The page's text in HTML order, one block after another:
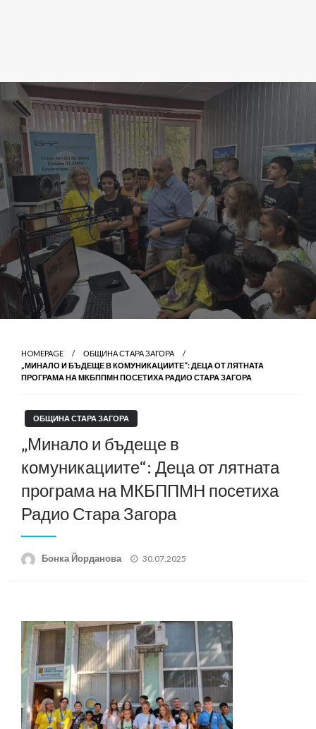
HOMEPAGE
ОБЩИНА СТАРА ЗАГОРА
„МИНАЛО И БЪДЕЩЕ В КОМУНИКАЦИИТЕ“: ДЕЦА ОТ ЛЯТНАТА
ПРОГРАМА НА МКБППМН ПОСЕТИХА РАДИО СТАРА ЗАГОРА
ОБЩИНА СТАРА ЗАГОРА
„Минало и бъдеще в
комуникациите“: Деца от лятната
програма на МКБППМН посетиха
Радио Стара Загора
Бонка Йорданова
Posted
30.07.2025